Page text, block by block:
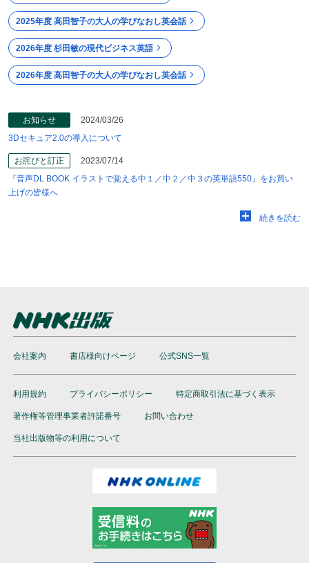
2025年度 高田智子の大人の学びなおし英会話
2026年度 杉田敏の現代ビジネス英語
2026年度 高田智子の大人の学びなおし英会話
お知らせ
2024/03/26
3Dセキュア2.0の導入について
お詫びと訂正
2023/07/14
『音声DL BOOK イラストで覚える中１／中２／中３の英単語550』をお買い
上げの皆様へ
続きを読む
会社案内 書店様向けページ 公式SNS一覧
利用規約 プライバシーポリシー 特定商取引法に基づく表示
著作権等管理事業者許諾番号 お問い合わせ
当社出版物等の利用について